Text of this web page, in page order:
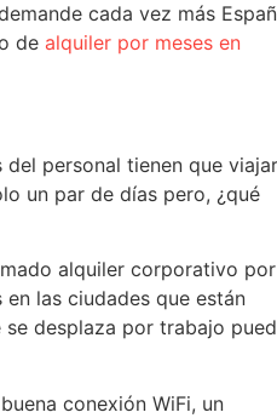
cada vez más
de alquiler por meses en
personal tienen que viajar
un par de días pero, ¿qué
alquiler corporativo por
las ciudades que están
desplaza por trabajo
conexión WiFi, un